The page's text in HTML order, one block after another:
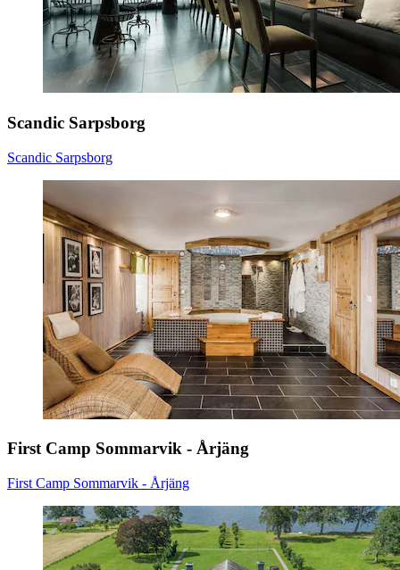
Scandic Sarpsborg
Scandic Sarpsborg
First Camp Sommarvik - Årjäng
First Camp Sommarvik - Årjäng